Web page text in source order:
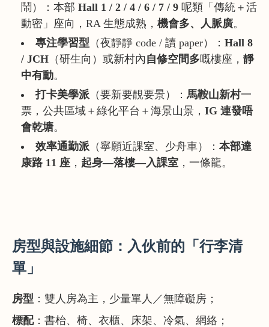
鬧）：本部 Hall 1 / 2 / 4 / 6 / 7 / 9 呢類「傳統＋活
動密」座向，RA 生態成熟， 機會多、人脈廣。
專注學習型 （夜靜靜 code / 讀 paper）： Hall 8
/ JCH （研生向）或新村內自修空間多嘅樓座， 靜
中有動。
打卡美學派 （要新要靚要景）： 馬鞍山新村一
票，公共區域＋綠化平台＋海景山景， IG 連發唔
會乾塘。
效率通勤派 （寧願近課室、少舟車）： 本部達
康路 11 座 ， 起身—落樓—入課室 ，一條龍。
房型與設施細節：入伙前的「行李清
單」
房型 ：雙人房為主，少量單人／無障礙房；
標配：書枱、椅、衣櫃、床架、冷氣、網絡；